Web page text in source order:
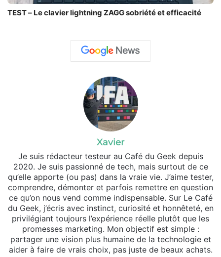
TEST – Le clavier lightning ZAGG sobriété et efficacité
Xavier
Je suis rédacteur testeur au Café du Geek depuis
2020. Je suis passionné de tech, mais surtout de ce
qu’elle apporte (ou pas) dans la vraie vie. J’aime tester,
comprendre, démonter et parfois remettre en question
ce qu’on nous vend comme indispensable. Sur Le Café
du Geek, j’écris avec instinct, curiosité et honnêteté, en
privilégiant toujours l’expérience réelle plutôt que les
promesses marketing. Mon objectif est simple :
partager une vision plus humaine de la technologie et
aider à faire de vrais choix, pas juste de beaux achats.